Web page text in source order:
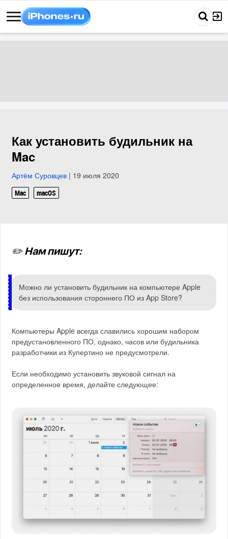
Как установить будильник на
Mac
Артём Суровцев | 19 июля 2020
Mac macOS
✏️ Нам пишут:
Можно ли установить будильник на компьютере Apple
без использования стороннего ПО из App Store?
Компьютеры Apple всегда славились хорошим набором
предустановленного ПО, однако, часов или будильника
разработчики из Купертино не предусмотрели.
Если необходимо установить звуковой сигнал на
определенное время, делайте следующее: